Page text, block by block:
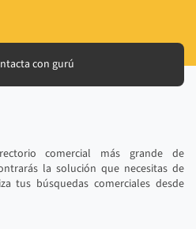
con gurú
comercial más grande de
la solución que necesitas de
tus búsquedas comerciales desde